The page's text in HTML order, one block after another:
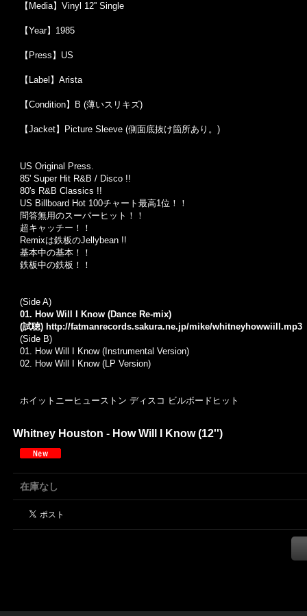
【Media】Vinyl 12'' Single
【Year】1985
【Press】US
【Label】Arista
【Condition】B (薄いスリキズ)
【Jacket】Picture Sleeve (側面底抜け箇所あり。)
US Original Press.
85' Super Hit R&B / Disco !!
80's R&B Classics !!
US Billboard Hot 100チャート最高1位！！
問答無用のスーパーヒット！！
超キャッチー！！
Remixは鉄板のJellybean !!
基本中の基本！！
鉄板中の鉄板！！
(Side A)
01. How Will I Know (Dance Re-mix)
(試聴) http://fatmanrecords.sakura.ne.jp/mike/whitneyhowwiill.mp3
(Side B)
01. How Will I Know (Instrumental Version)
02. How Will I Know (LP Version)
ホイットニーヒューストン ディスコ ビルボードヒット
Whitney Houston - How Will I Know (12'')
在庫なし